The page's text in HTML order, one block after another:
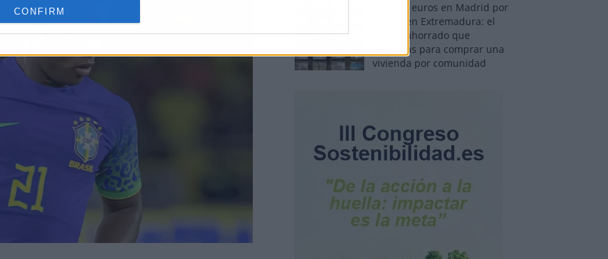
CONFIRM
110.000 euros en Madrid por
31.000 en Extremadura: el
dinero ahorrado que
necesitas para comprar una
vivienda por comunidad